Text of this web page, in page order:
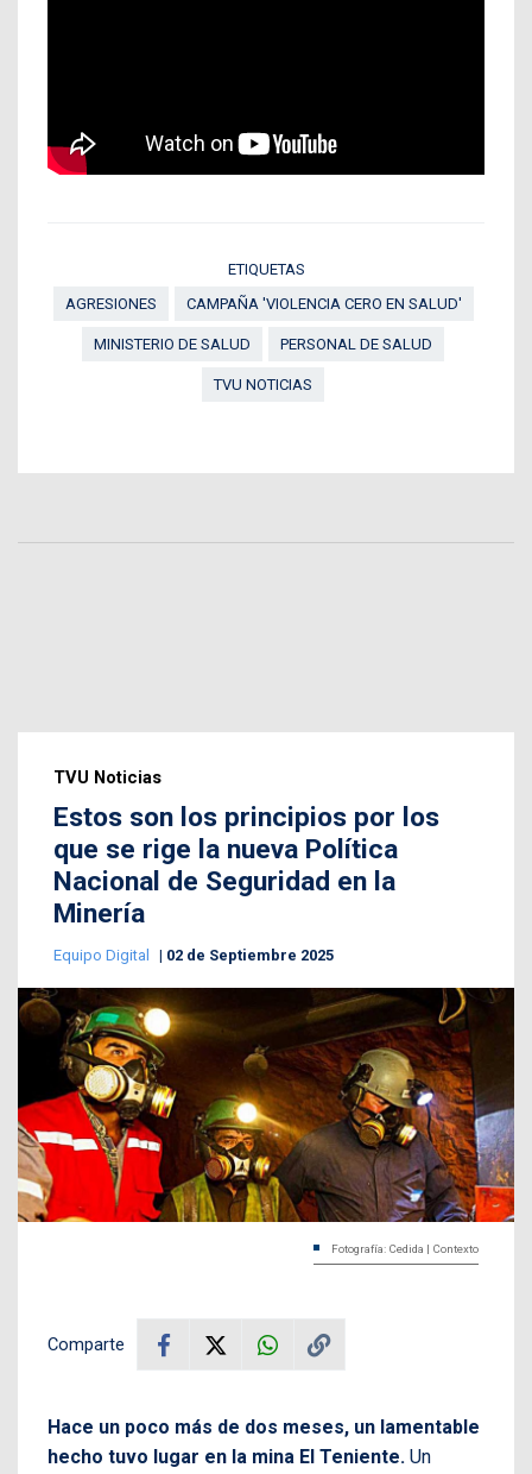
ETIQUETAS
AGRESIONES
CAMPAÑA 'VIOLENCIA CERO EN SALUD'
MINISTERIO DE SALUD PERSONAL DE SALUD
TVU NOTICIAS
TVU Noticias
Estos son los principios por los
que se rige la nueva Política
Nacional de Seguridad en la
Minería
Equipo Digital 02 de Septiembre 2025
Fotografía: Cedida | Contexto
Comparte
Hace un poco más de dos meses, un lamentable
hecho tuvo lugar en la mina El Teniente. Un